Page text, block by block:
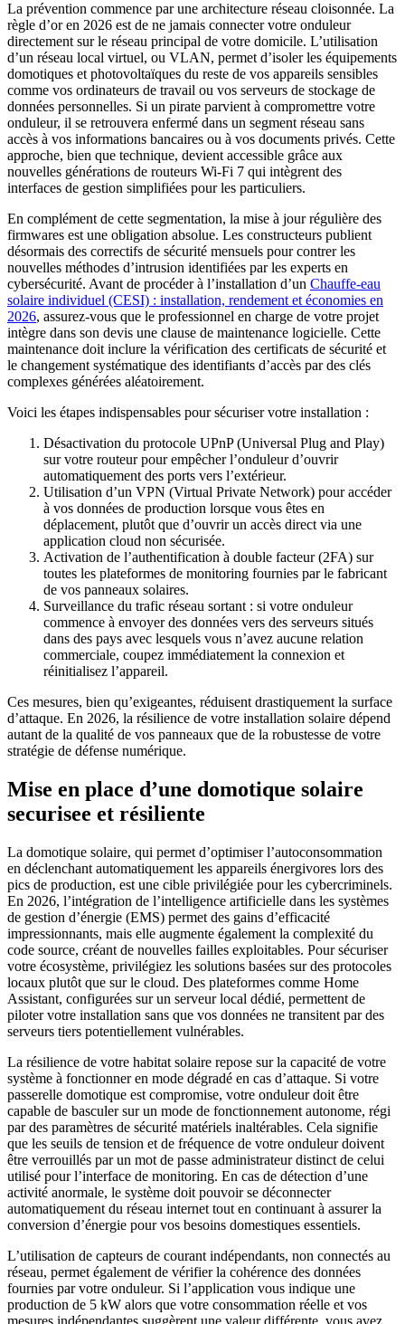
La prévention commence par une architecture réseau cloisonnée. La
règle d’or en 2026 est de ne jamais connecter votre onduleur
directement sur le réseau principal de votre domicile. L’utilisation
d’un réseau local virtuel, ou VLAN, permet d’isoler les équipements
domotiques et photovoltaïques du reste de vos appareils sensibles
comme vos ordinateurs de travail ou vos serveurs de stockage de
données personnelles. Si un pirate parvient à compromettre votre
onduleur, il se retrouvera enfermé dans un segment réseau sans
accès à vos informations bancaires ou à vos documents privés. Cette
approche, bien que technique, devient accessible grâce aux
nouvelles générations de routeurs Wi-Fi 7 qui intègrent des
interfaces de gestion simplifiées pour les particuliers.
En complément de cette segmentation, la mise à jour régulière des
firmwares est une obligation absolue. Les constructeurs publient
désormais des correctifs de sécurité mensuels pour contrer les
nouvelles méthodes d’intrusion identifiées par les experts en
cybersécurité. Avant de procéder à l’installation d’un Chauffe-eau
solaire individuel (CESI) : installation, rendement et économies en
2026, assurez-vous que le professionnel en charge de votre projet
intègre dans son devis une clause de maintenance logicielle. Cette
maintenance doit inclure la vérification des certificats de sécurité et
le changement systématique des identifiants d’accès par des clés
complexes générées aléatoirement.
Voici les étapes indispensables pour sécuriser votre installation :
Désactivation du protocole UPnP (Universal Plug and Play)
sur votre routeur pour empêcher l’onduleur d’ouvrir
automatiquement des ports vers l’extérieur.
Utilisation d’un VPN (Virtual Private Network) pour accéder
à vos données de production lorsque vous êtes en
déplacement, plutôt que d’ouvrir un accès direct via une
application cloud non sécurisée.
Activation de l’authentification à double facteur (2FA) sur
toutes les plateformes de monitoring fournies par le fabricant
de vos panneaux solaires.
Surveillance du trafic réseau sortant : si votre onduleur
commence à envoyer des données vers des serveurs situés
dans des pays avec lesquels vous n’avez aucune relation
commerciale, coupez immédiatement la connexion et
réinitialisez l’appareil.
Ces mesures, bien qu’exigeantes, réduisent drastiquement la surface
d’attaque. En 2026, la résilience de votre installation solaire dépend
autant de la qualité de vos panneaux que de la robustesse de votre
stratégie de défense numérique.
Mise en place d’une domotique solaire
securisee et résiliente
La domotique solaire, qui permet d’optimiser l’autoconsommation
en déclenchant automatiquement les appareils énergivores lors des
pics de production, est une cible privilégiée pour les cybercriminels.
En 2026, l’intégration de l’intelligence artificielle dans les systèmes
de gestion d’énergie (EMS) permet des gains d’efficacité
impressionnants, mais elle augmente également la complexité du
code source, créant de nouvelles failles exploitables. Pour sécuriser
votre écosystème, privilégiez les solutions basées sur des protocoles
locaux plutôt que sur le cloud. Des plateformes comme Home
Assistant, configurées sur un serveur local dédié, permettent de
piloter votre installation sans que vos données ne transitent par des
serveurs tiers potentiellement vulnérables.
La résilience de votre habitat solaire repose sur la capacité de votre
système à fonctionner en mode dégradé en cas d’attaque. Si votre
passerelle domotique est compromise, votre onduleur doit être
capable de basculer sur un mode de fonctionnement autonome, régi
par des paramètres de sécurité matériels inaltérables. Cela signifie
que les seuils de tension et de fréquence de votre onduleur doivent
être verrouillés par un mot de passe administrateur distinct de celui
utilisé pour l’interface de monitoring. En cas de détection d’une
activité anormale, le système doit pouvoir se déconnecter
automatiquement du réseau internet tout en continuant à assurer la
conversion d’énergie pour vos besoins domestiques essentiels.
L’utilisation de capteurs de courant indépendants, non connectés au
réseau, permet également de vérifier la cohérence des données
fournies par votre onduleur. Si l’application vous indique une
production de 5 kW alors que votre consommation réelle et vos